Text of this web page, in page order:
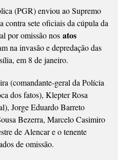
PRESOS
(PGR) enviou ao Supremo
contra sete oficiais da cúpula da
por omissão nos atos
na invasão e depredação das
em 8 de janeiro.
(comandante-geral da Polícia
dos fatos), Klepter Rosa
Jorge Eduardo Barreto
Bezerra, Marcelo Casimiro
de Alencar e o tenente
de omissão.